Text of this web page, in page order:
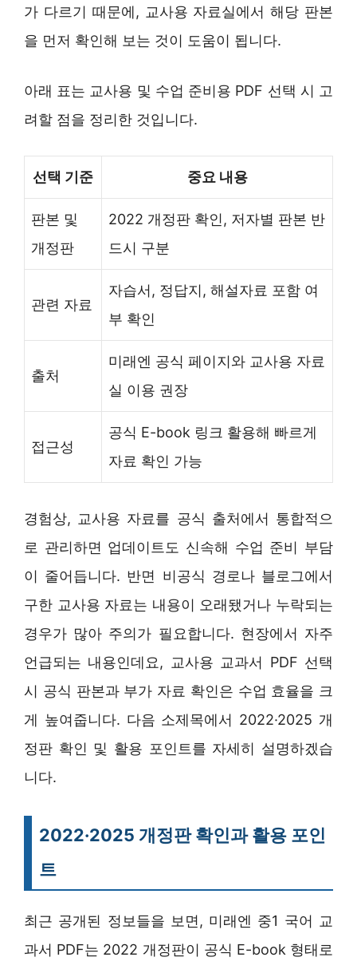
가 다르기 때문에, 교사용 자료실에서 해당 판본
을 먼저 확인해 보는 것이 도움이 됩니다.
아래 표는 교사용 및 수업 준비용 PDF 선택 시 고
려할 점을 정리한 것입니다.
선택 기준 중요 내용
판본 및
개정판
2022 개정판 확인, 저자별 판본 반
드시 구분
관련 자료
자습서, 정답지, 해설자료 포함 여
부 확인
출처
미래엔 공식 페이지와 교사용 자료
실 이용 권장
접근성
공식 E-book 링크 활용해 빠르게
자료 확인 가능
경험상, 교사용 자료를 공식 출처에서 통합적으
로 관리하면 업데이트도 신속해 수업 준비 부담
이 줄어듭니다. 반면 비공식 경로나 블로그에서
구한 교사용 자료는 내용이 오래됐거나 누락되는
경우가 많아 주의가 필요합니다. 현장에서 자주
언급되는 내용인데요, 교사용 교과서 PDF 선택
시 공식 판본과 부가 자료 확인은 수업 효율을 크
게 높여줍니다. 다음 소제목에서 2022·2025 개
정판 확인 및 활용 포인트를 자세히 설명하겠습
니다.
2022·2025 개정판 확인과 활용 포인
트
최근 공개된 정보들을 보면, 미래엔 중1 국어 교
과서 PDF는 2022 개정판이 공식 E-book 형태로